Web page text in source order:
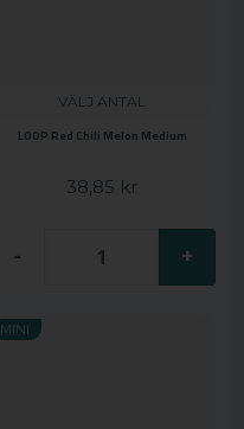
VÄLJ ANTAL
LOOP Red Chili Melon Medium
38,85 kr
- +
MINI